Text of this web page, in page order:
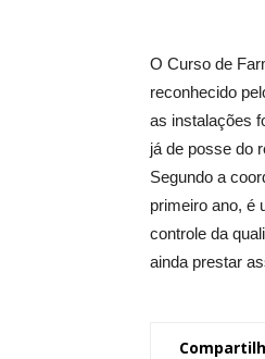
O Curso de
reconhecido
as instalações
já de posse do
Segundo a
primeiro ano, é
controle da
ainda prestar